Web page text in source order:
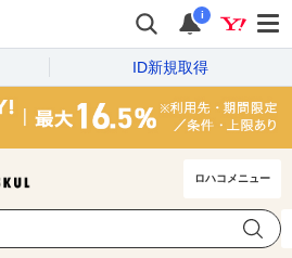
i
ID新規取得
ロハコメニュー